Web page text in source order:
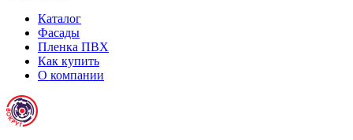
Каталог
Фасады
Пленка ПВХ
Как купить
О компании